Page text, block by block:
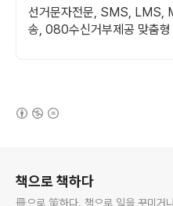
선거문자전문, SMS, LMS,
송, 080수신거부제공 맞춤형
책으로 책하다
冊으로 策하다. 책으로 일을 꾸미거